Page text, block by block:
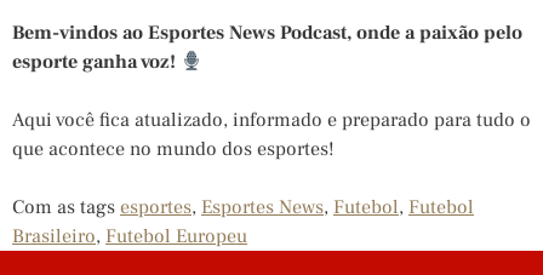
LINK
INCORPORAR
Bem-vindos ao Esportes News Podcast, onde a paixão pelo
esporte ganha voz!
Aqui você fica atualizado, informado e preparado para tudo o
que acontece no mundo dos esportes!
Com as tags esportes, Esportes News, Futebol, Futebol
Brasileiro, Futebol Europeu